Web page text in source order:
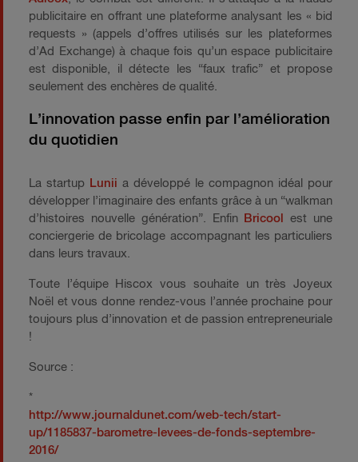
publicitaire en offrant une plateforme analysant les « bid
requests » (appels d’offres utilisés sur les plateformes
d’Ad Exchange) à chaque fois qu’un espace publicitaire
est disponible, il détecte les “faux trafic” et propose
seulement des enchères de qualité.
L’innovation passe enfin par l’amélioration
du quotidien
La startup Lunii a développé le compagnon idéal pour
développer l’imaginaire des enfants grâce à un “walkman
d’histoires nouvelle génération”. Enfin
Bricool
est une
conciergerie de bricolage accompagnant les particuliers
dans leurs travaux.
Toute l’équipe Hiscox vous souhaite un très Joyeux
Noël et vous donne rendez-vous l’année prochaine pour
toujours plus d’innovation et de passion entrepreneuriale
!
Source :
*
http://www.journaldunet.com/web-tech/start-
up/1185837-barometre-levees-de-fonds-septembre-
2016/